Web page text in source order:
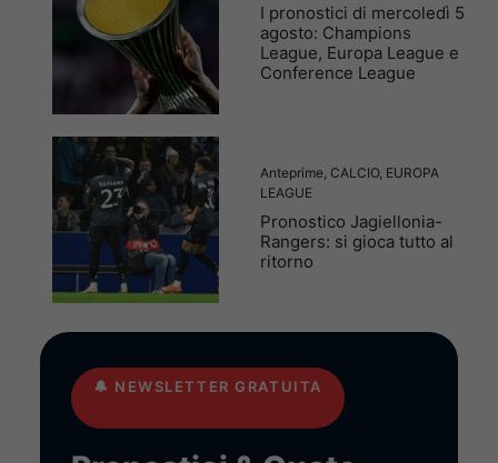
I pronostici di mercoledì 5
agosto: Champions
League, Europa League e
Conference League
Anteprime CALCIO, EUROPA
LEAGUE
Pronostico Jagiellonia-
Rangers: si gioca tutto al
ritorno
🔔 NEWSLETTER GRATUITA